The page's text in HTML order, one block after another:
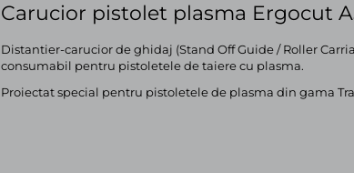
Carucior pistolet plasma Ergocut
Distantier-carucior de ghidaj (Stand Off Guide / Roller
consumabil pentru pistoletele de taiere cu plasma.
Proiectat special pentru pistoletele de plasma din gama